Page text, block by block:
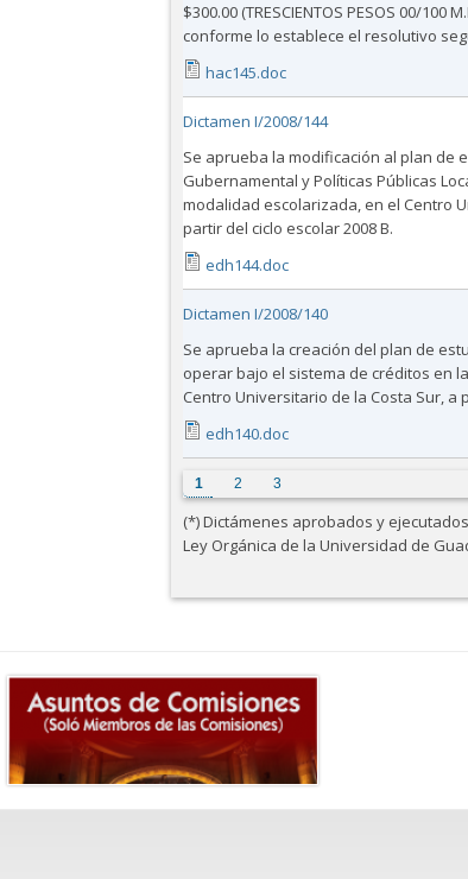
$300.00 (TRESCIENTOS PESOS 00/
conforme lo establece el resolutivo
hac145.doc
Dictamen I/2008/144
Se aprueba la modificación al plan de
Gubernamental y Políticas Públicas
modalidad escolarizada, en el Centro
partir del ciclo escolar 2008 B.
edh144.doc
Dictamen I/2008/140
Se aprueba la creación del plan de
operar bajo el sistema de créditos en
Centro Universitario de la Costa Sur, a
edh140.doc
Páginas
1 2 3
(*) Dictámenes aprobados y
Ley Orgánica de la Universidad de